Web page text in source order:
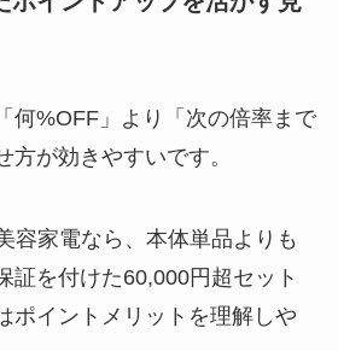
何%OFF」より「次の倍率まで
方が効きやすいです。
容家電なら、本体単品よりも
証を付けた60,000円超セット
ポイントメリットを理解しや